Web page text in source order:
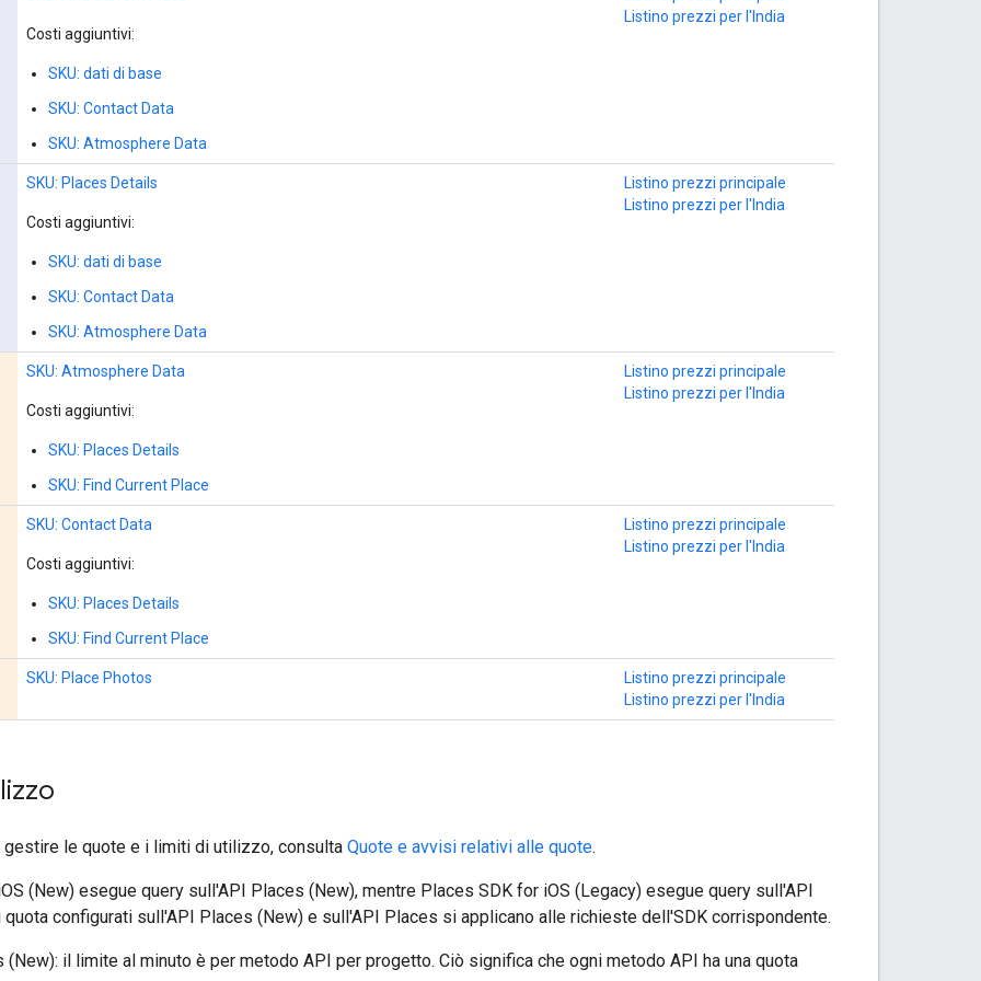
Costi aggiuntivi:
SKU: dati di base
SKU: Contact Data
SKU: Atmosphere Data
Listino prezzi per l'India
SKU: Places Details
Costi aggiuntivi:
SKU: dati di base
SKU: Contact Data
SKU: Atmosphere Data
Listino prezzi principale
Listino prezzi per l'India
SKU: Atmosphere Data
Costi aggiuntivi:
SKU: Places Details
SKU: Find Current Place
Listino prezzi principale
Listino prezzi per l'India
SKU: Contact Data
Costi aggiuntivi:
SKU: Places Details
SKU: Find Current Place
Listino prezzi principale
Listino prezzi per l'India
SKU: Place Photos
Listino prezzi principale
Listino prezzi per l'India
gestire le quote e i limiti di utilizzo, consulta Quote e avvisi relativi alle quote.
(New) esegue query sull'API Places (New), mentre Places SDK for iOS (Legacy) esegue query sull'API
quota configurati sull'API Places (New) e sull'API Places si applicano alle richieste dell'SDK corrispondente.
(New): il limite al minuto è per metodo API per progetto. Ciò significa che ogni metodo API ha una quota